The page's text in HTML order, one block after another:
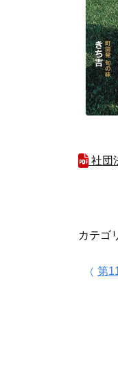
社団
カテゴ
投
第